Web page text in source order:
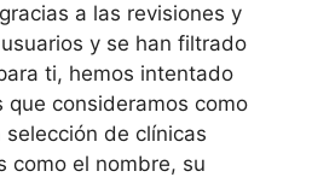
a las revisiones y
y se han filtrado
ti, hemos intentado
que consideramos como
selección de clínicas
como el nombre, su